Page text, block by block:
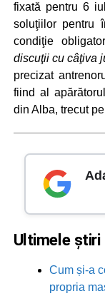
fixată pentru 6
soluţiilor pentru
condiţie
discuţii cu câţiva
precizat
fiind al
din Alba, trecut
Ultimele știri
Cum și-a
propria